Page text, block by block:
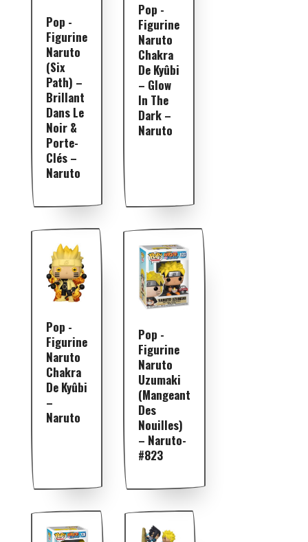
Pop -
Figurine
Naruto
(Six
Path) –
Brillant
Dans Le
Noir &
Porte-
Clés –
Naruto
Pop -
Figurine
Naruto
Chakra
De Kyûbi
– Glow
In The
Dark –
Naruto
Pop -
Figurine
Naruto
Chakra
De Kyûbi
–
Naruto
Pop -
Figurine
Naruto
Uzumaki
(Mangeant
Des
Nouilles)
– Naruto-
#823